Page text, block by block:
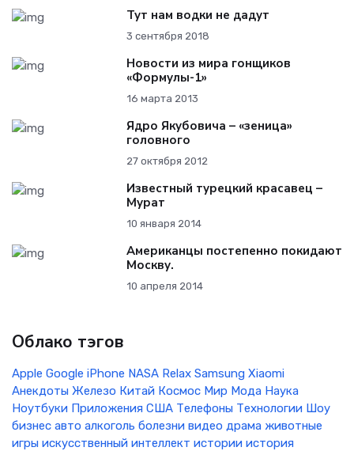
Тут нам водки не дадут
3 сентября 2018
Новости из мира гонщиков
«Формулы-1»
16 марта 2013
Ядро Якубовича – «зеница»
головного
27 октября 2012
Известный турецкий красавец –
Мурат
10 января 2014
Американцы постепенно покидают
Москву.
10 апреля 2014
Облако тэгов
Apple Google iPhone NASA Relax Samsung Xiaomi
Анекдоты Железо Китай Космос Мир Мода Наука
Ноутбуки Приложения США Телефоны Технологии Шоу
бизнес авто алкоголь болезни видео драма животные
игры искусственный интеллект истории история